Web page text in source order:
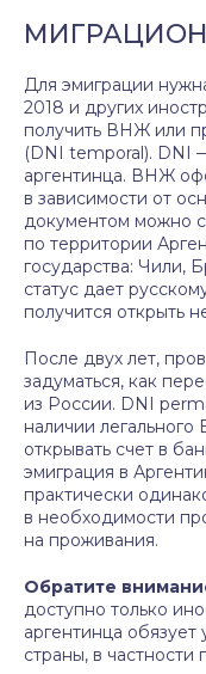
Для эмиграции
2018 и других
получить ВНЖ или
(DNI temporal). DNI
аргентинца. ВНЖ
в зависимости от
документом можно
по территории
государства: Чили,
статус дает
получится открыть
После двух лет,
задуматься, как
из России. DNI
наличии
открывать счет в
эмиграция в
практически
в необходимости
на проживания.
Обратите
доступно только
аргентинца обязует
страны, в частности